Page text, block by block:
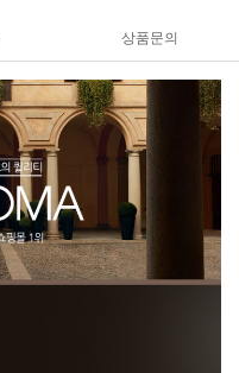
상품문의